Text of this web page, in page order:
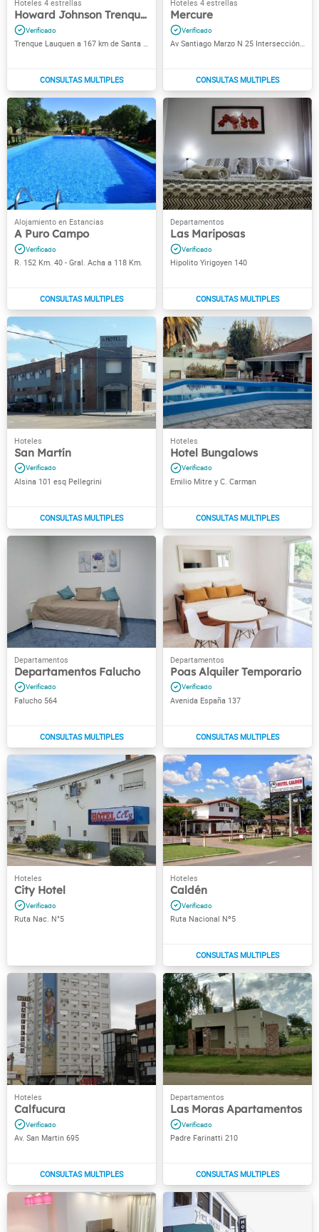
Howard Johnson Trenque Lauquen
Trenque Lauquen a 167 km de Santa Rosa - Cruce R. 5 y R. 33
Mercure
Av Santiago Marzo N 25 Intersección Ruta 5 Y 35
A Puro Campo
R. 152 Km. 40 - Gral. Acha a 118 Km.
Las Mariposas
Hipolito Yirigoyen 140
San Martín
Alsina 101 esq Pellegrini
Hotel Bungalows
Emilio Mitre y C. Carman
Departamentos Falucho
Falucho 564
Poas Alquiler Temporario
Avenida España 137
City Hotel
Ruta Nac. N°5
Caldén
Ruta Nacional Nº5
Calfucura
Av. San Martin 695
Las Moras Apartamentos
Padre Farinatti 210